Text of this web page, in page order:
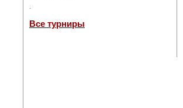
Все турниры